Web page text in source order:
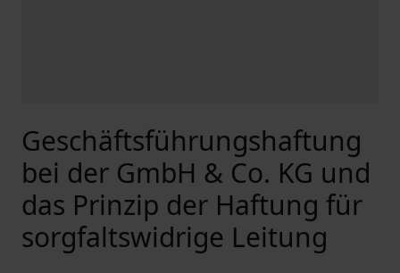
Geschäftsführungshaftung
bei der GmbH & Co. KG und
das Prinzip der Haftung für
sorgfaltswidrige Leitung